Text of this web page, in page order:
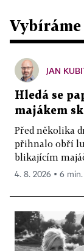
Vybíráme
JAN
Hledá se
majákem
Před několika
přihnalo obří
blikajícím
4. 8. 2026 ▪ 6